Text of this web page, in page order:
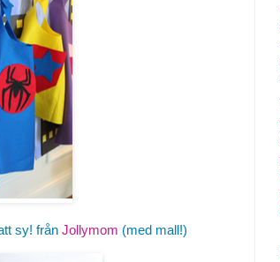
sy! från Jollymom (med mall!)